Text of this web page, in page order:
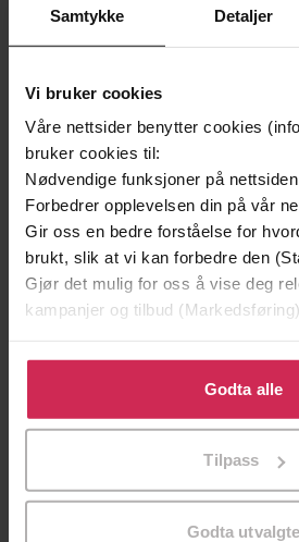
Samtykke Detaljer
Vi bruker cookies
Våre nettsider benytter cookies
bruker cookies til:
Nødvendige funksjoner på
Forbedrer opplevelsen din på vår
Gir oss en bedre forståelse for
brukt, slik at vi kan forbedre den
Gjør det mulig for oss å vise deg
kampanjer og tilbud (Markedsføring)
Klikk på «Godta alle» for å gi oss
bruke cookies for alle disse
tilpasse ditt samtykke til spesifikke
Godta alle
Tilpass
Godta utvalgte
199,-
Minnesota
Jo Nesbø
EBOK
Undertittel The Instant
Francesca May